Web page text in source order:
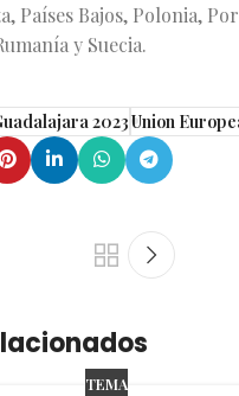
Países Bajos, Polonia,
y Suecia.
2023Union
TEMA